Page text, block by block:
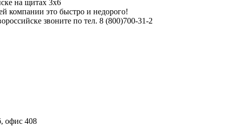
компании это быстро и недорого!
звоните по тел. 8 (800)700-31-2
офис 408